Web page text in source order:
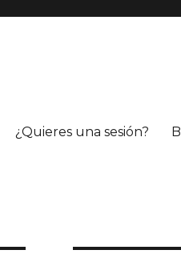
¿Quieres una sesión?